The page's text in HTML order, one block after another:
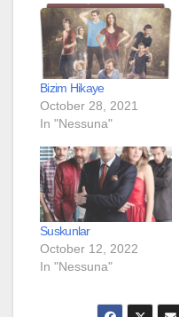
Bizim Hikaye
October 28, 2021
In "Nessuna"
Suskunlar
October 12, 2022
In "Nessuna"